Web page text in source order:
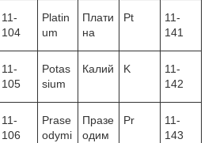
11-
104
Platin
um
Плати
на
Pt
11-
141
11-
105
Potas
sium
Калий K
11-
142
11-
106
Prase
odymi
Празе
одим
Pr
11-
143